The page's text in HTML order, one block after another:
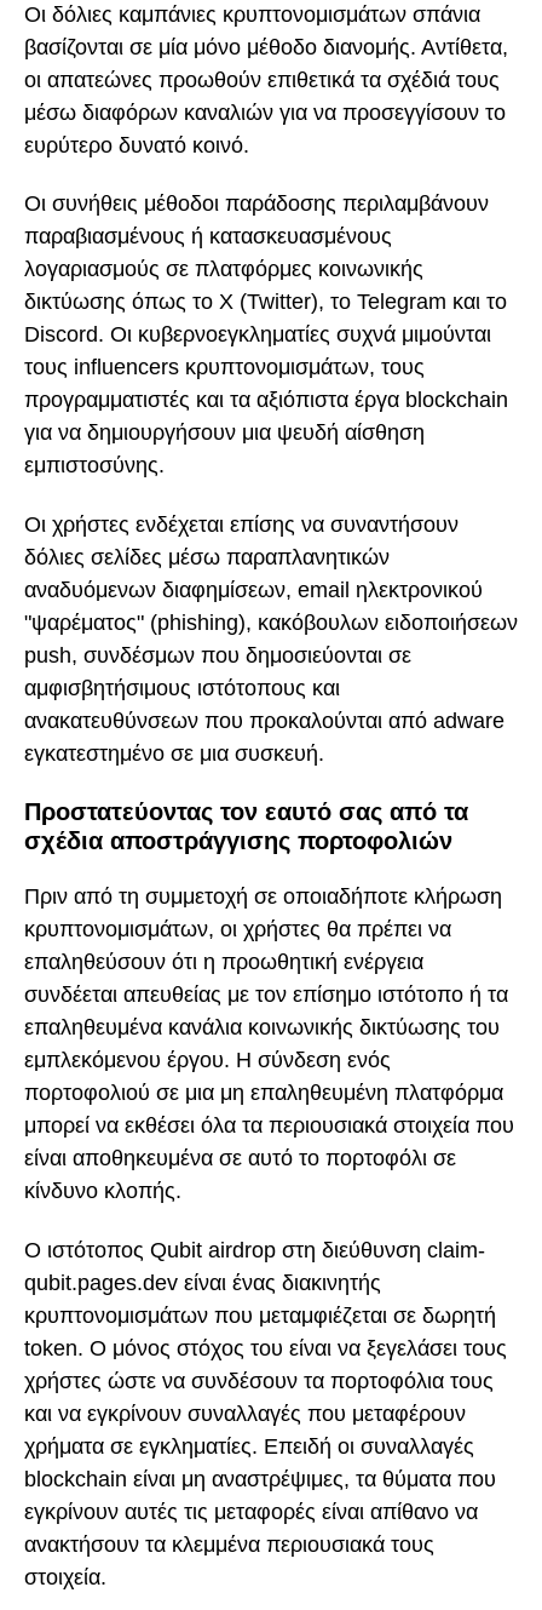
Οι δόλιες καμπάνιες κρυπτονομισμάτων σπάνια
βασίζονται σε μία μόνο μέθοδο διανομής. Αντίθετα,
οι απατεώνες προωθούν επιθετικά τα σχέδιά τους
μέσω διαφόρων καναλιών για να προσεγγίσουν το
ευρύτερο δυνατό κοινό.
Οι συνήθεις μέθοδοι παράδοσης περιλαμβάνουν
παραβιασμένους ή κατασκευασμένους
λογαριασμούς σε πλατφόρμες κοινωνικής
δικτύωσης όπως το X (Twitter), το Telegram και το
Discord. Οι κυβερνοεγκληματίες συχνά μιμούνται
τους influencers κρυπτονομισμάτων, τους
προγραμματιστές και τα αξιόπιστα έργα blockchain
για να δημιουργήσουν μια ψευδή αίσθηση
εμπιστοσύνης.
Οι χρήστες ενδέχεται επίσης να συναντήσουν
δόλιες σελίδες μέσω παραπλανητικών
αναδυόμενων διαφημίσεων, email ηλεκτρονικού
"ψαρέματος" (phishing), κακόβουλων ειδοποιήσεων
push, συνδέσμων που δημοσιεύονται σε
αμφισβητήσιμους ιστότοπους και
ανακατευθύνσεων που προκαλούνται από adware
εγκατεστημένο σε μια συσκευή.
Προστατεύοντας τον εαυτό σας από τα
σχέδια αποστράγγισης πορτοφολιών
Πριν από τη συμμετοχή σε οποιαδήποτε κλήρωση
κρυπτονομισμάτων, οι χρήστες θα πρέπει να
επαληθεύσουν ότι η προωθητική ενέργεια
συνδέεται απευθείας με τον επίσημο ιστότοπο ή τα
επαληθευμένα κανάλια κοινωνικής δικτύωσης του
εμπλεκόμενου έργου. Η σύνδεση ενός
πορτοφολιού σε μια μη επαληθευμένη πλατφόρμα
μπορεί να εκθέσει όλα τα περιουσιακά στοιχεία που
είναι αποθηκευμένα σε αυτό το πορτοφόλι σε
κίνδυνο κλοπής.
Ο ιστότοπος Qubit airdrop στη διεύθυνση claim-
qubit.pages.dev είναι ένας διακινητής
κρυπτονομισμάτων που μεταμφιέζεται σε δωρητή
token. Ο μόνος στόχος του είναι να ξεγελάσει τους
χρήστες ώστε να συνδέσουν τα πορτοφόλια τους
και να εγκρίνουν συναλλαγές που μεταφέρουν
χρήματα σε εγκληματίες. Επειδή οι συναλλαγές
blockchain είναι μη αναστρέψιμες, τα θύματα που
εγκρίνουν αυτές τις μεταφορές είναι απίθανο να
ανακτήσουν τα κλεμμένα περιουσιακά τους
στοιχεία.